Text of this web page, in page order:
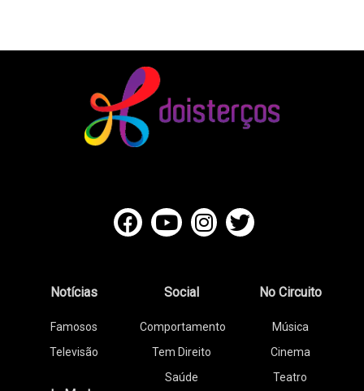
Notícias
Famosos
Televisão
Social
Comportamento
Tem Direito
Saúde
No Circuito
Música
Cinema
Teatro